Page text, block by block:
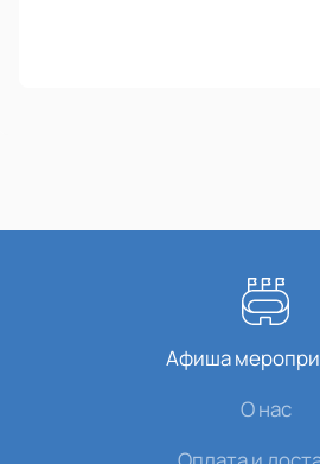
Афиша
О нас